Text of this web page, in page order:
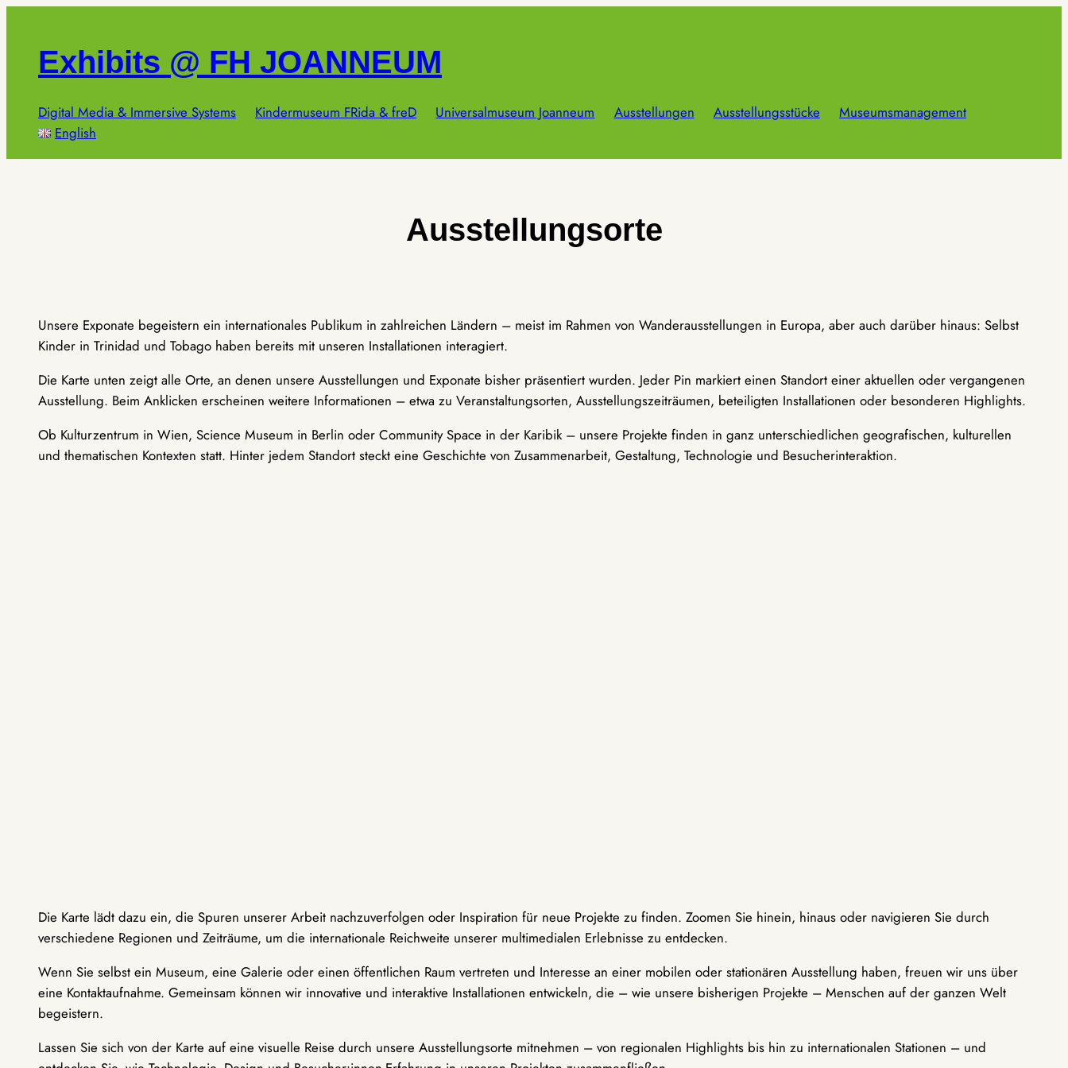
springenExhibits @ FH JOANNEUM
Digital Media & Immersive Systems Kindermuseum FRida & freD Universalmuseum Joanneum Ausstellungen Ausstellungsstücke
Museumsmanagement
English
Ausstellungsorte
Unsere Exponate begeistern ein internationales Publikum in zahlreichen Ländern – meist im Rahmen von Wanderausstellungen in Europa, aber auch darüber hinaus: Selbst
Kinder in Trinidad und Tobago haben bereits mit unseren Installationen interagiert.
Die Karte unten zeigt alle Orte, an denen unsere Ausstellungen und Exponate bisher präsentiert wurden. Jeder Pin markiert einen Standort einer aktuellen oder vergangenen
Ausstellung. Beim Anklicken erscheinen weitere Informationen – etwa zu Veranstaltungsorten, Ausstellungszeiträumen, beteiligten Installationen oder besonderen Highlights.
Ob Kulturzentrum in Wien, Science Museum in Berlin oder Community Space in der Karibik – unsere Projekte finden in ganz unterschiedlichen geografischen, kulturellen
und thematischen Kontexten statt. Hinter jedem Standort steckt eine Geschichte von Zusammenarbeit, Gestaltung, Technologie und Besucherinteraktion.
Die Karte lädt dazu ein, die Spuren unserer Arbeit nachzuverfolgen oder Inspiration für neue Projekte zu finden. Zoomen Sie hinein, hinaus oder navigieren Sie durch
verschiedene Regionen und Zeiträume, um die internationale Reichweite unserer multimedialen Erlebnisse zu entdecken.
Wenn Sie selbst ein Museum, eine Galerie oder einen öffentlichen Raum vertreten und Interesse an einer mobilen oder stationären Ausstellung haben, freuen wir uns über
eine Kontaktaufnahme. Gemeinsam können wir innovative und interaktive Installationen entwickeln, die – wie unsere bisherigen Projekte – Menschen auf der ganzen Welt
begeistern.
Lassen Sie sich von der Karte auf eine visuelle Reise durch unsere Ausstellungsorte mitnehmen – von regionalen Highlights bis hin zu internationalen Stationen – und